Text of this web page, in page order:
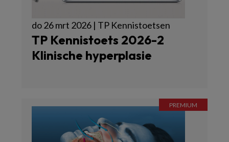
do 26 mrt 2026 | TP Kennistoetsen
TP Kennistoets 2026-2
Klinische hyperplasie